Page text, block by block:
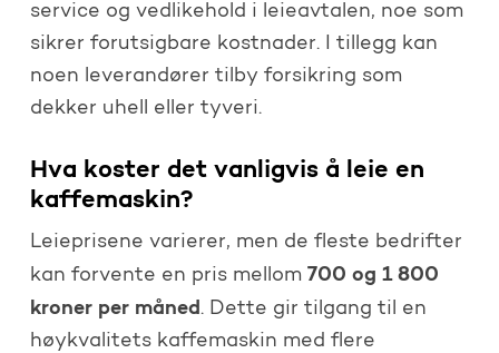
service og vedlikehold i leieavtalen, noe som
sikrer forutsigbare kostnader. I tillegg kan
noen leverandører tilby forsikring som
dekker uhell eller tyveri.
Hva koster det vanligvis å leie en
kaffemaskin?
Leieprisene varierer, men de fleste bedrifter
kan forvente en pris mellom 700 og 1 800
kroner per måned. Dette gir tilgang til en
høykvalitets kaffemaskin med flere